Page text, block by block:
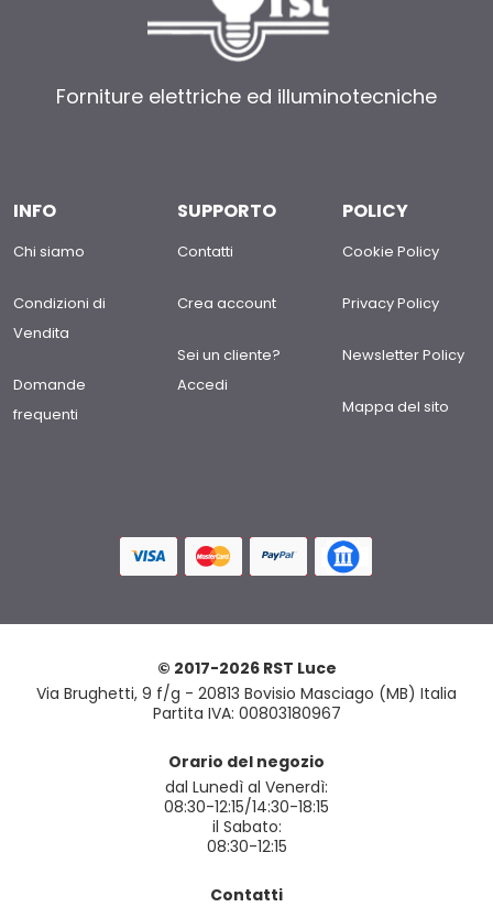
Forniture elettriche ed illuminotecniche
INFO
Chi siamo
Condizioni di
Vendita
Domande
frequenti
SUPPORTO
Contatti
Crea account
Sei un cliente?
Accedi
POLICY
Cookie Policy
Privacy Policy
Newsletter Policy
Mappa del sito
© 2017-2026 RST Luce
Via Brughetti, 9 f/g - 20813 Bovisio Masciago (MB) Italia
Partita IVA: 00803180967
Orario del negozio
dal Lunedì al Venerdì:
08:30-12:15/14:30-18:15
il Sabato:
08:30-12:15
Contatti